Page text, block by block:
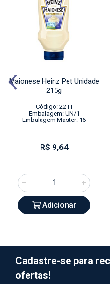
Maionese Heinz Pet Unidade
215g
Código: 2211
Embalagem: UN/1
Embalagem Master: 16
R$ 9,64
Adicionar
Cadastre-se para
ofertas!